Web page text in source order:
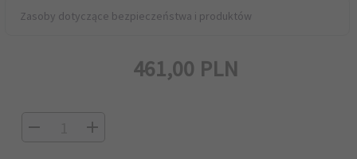
Zasoby dotyczące bezpieczeństwa i produktów
461,00 PLN